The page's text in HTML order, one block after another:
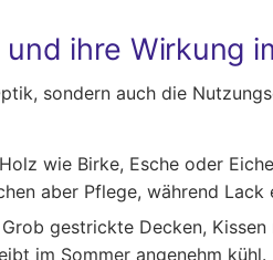
ihre Wirkung
sondern auch die
wie Birke, Esche oder
aber Pflege, während
Grob gestrickte Decken,
im Sommer angenehm kühl.